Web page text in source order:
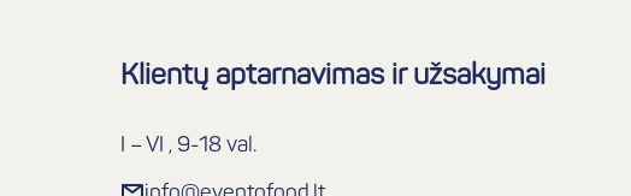
Klientų aptarnavimas ir užsakymai
I – VI , 9-18 val.